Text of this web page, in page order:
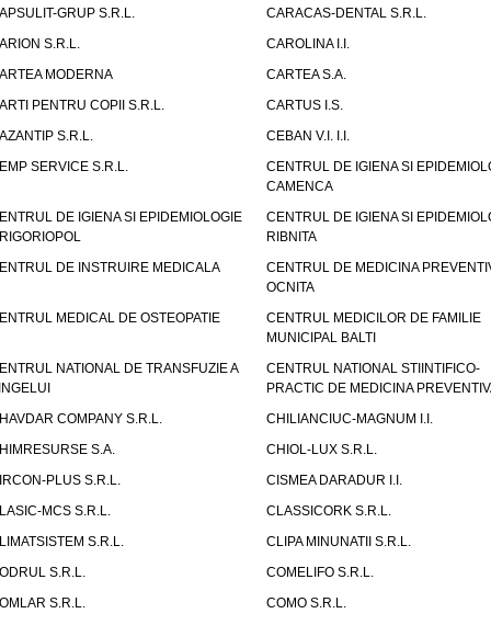
GRUP S.R.L.
CARACAS-DENTAL S.R.L.
S.R.L.
CAROLINA I.I.
MODERNA
CARTEA S.A.
PENTRU COPII S.R.L.
CARTUS I.S.
S.R.L.
CEBAN V.I. I.I.
SERVICE S.R.L.
CENTRUL DE IGIENA SI
CAMENCA
DE IGIENA SI EPIDEMIOLOGIE
CENTRUL DE IGIENA SI
RIBNITA
DE INSTRUIRE MEDICALA
CENTRUL DE MEDICINA
OCNITA
MEDICAL DE OSTEOPATIE
CENTRUL MEDICILOR DE FAMILIE
MUNICIPAL BALTI
NATIONAL DE TRANSFUZIE A
CENTRUL NATIONAL STIINTIFICO-
PRACTIC DE MEDICINA
COMPANY S.R.L.
CHILIANCIUC-MAGNUM I.I.
S.A.
CHIOL-LUX S.R.L.
PLUS S.R.L.
CISMEA DARADUR I.I.
MCS S.R.L.
CLASSICORK S.R.L.
S.R.L.
CLIPA MINUNATII S.R.L.
S.R.L.
COMELIFO S.R.L.
S.R.L.
COMO S.R.L.